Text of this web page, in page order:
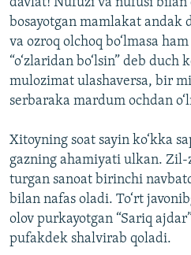
davlat! Nufuzi va nufusi bilan
bosayotgan mamlakat andak
va ozroq olchoq bo‘lmasa
“o‘zlaridan bo‘lsin” deb duch
mulozimat ulashaversa, bir
serbaraka mardum ochdan
Xitoyning soat sayin ko‘kka
gazning ahamiyati ulkan.
turgan sanoat birinchi
bilan nafas oladi. To‘rt
olov purkayotgan “Sariq
pufakdek shalvirab qoladi.